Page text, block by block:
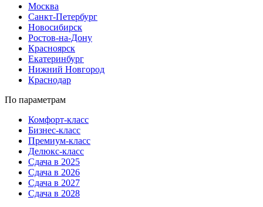
Москва
Санкт-Петербург
Новосибирск
Ростов-на-Дону
Красноярск
Екатеринбург
Нижний Новгород
Краснодар
По параметрам
Комфорт-класс
Бизнес-класс
Премиум-класс
Делюкс-класс
Сдача в 2025
Сдача в 2026
Сдача в 2027
Сдача в 2028